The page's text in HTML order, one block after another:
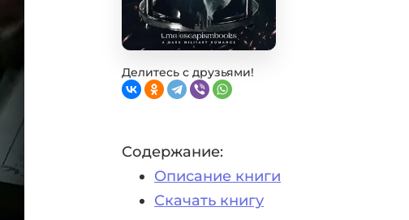
Делитесь с друзьями!
Содержание:
Описание книги
Скачать книгу